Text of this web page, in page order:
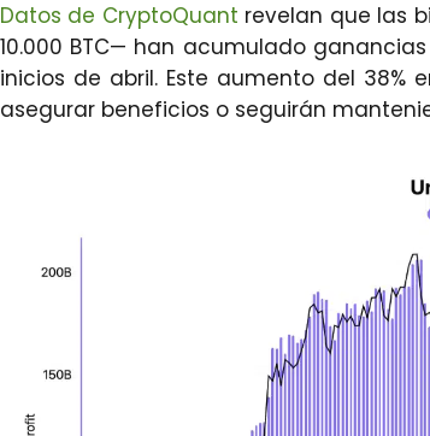
Datos de CryptoQuant revelan que las
10.000 BTC— han acumulado
inicios de abril. Este aumento del 38%
asegurar beneficios o seguirán